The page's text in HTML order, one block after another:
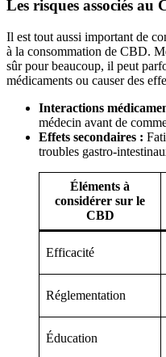
Les risques associés au
Il est tout aussi important de
à la consommation de CBD.
sûr pour beaucoup, il peut
médicaments ou causer des
Interactions
médecin avant de
Effets secondaires :
troubles gastro-
Éléments à
considérer sur le
CBD
Efficacité
Réglementation
Éducation